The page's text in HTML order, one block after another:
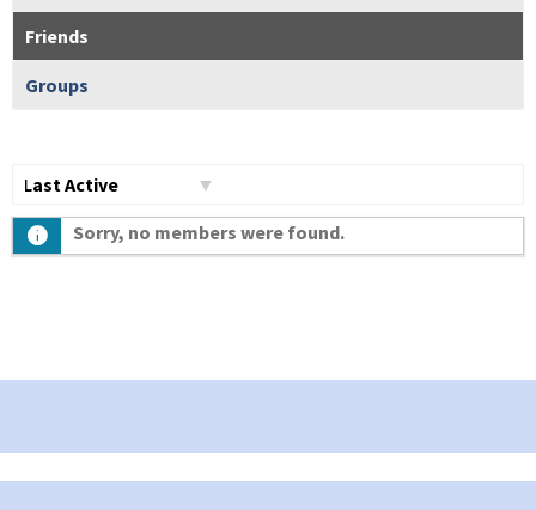
Friends
Groups
Sorry, no members were found.